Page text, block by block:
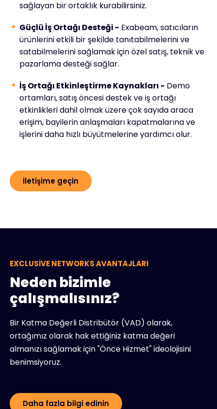
sağlayan bir ortaklık kurabilirsiniz.
Güçlü İş Ortağı Desteği - Exabeam, satıcıların
ürünlerini etkili bir şekilde tanıtabilmelerini ve
satabilmelerini sağlamak için özel satış, teknik ve
pazarlama desteği sağlar.
İş Ortağı Etkinleştirme Kaynakları - Demo
ortamları, satış öncesi destek ve iş ortağı
etkinlikleri dahil olmak üzere çok sayıda araca
erişim, bayilerin anlaşmaları kapatmalarına ve
işlerini daha hızlı büyütmelerine yardımcı olur.
İletişime geçin
EXCLUSIVE NETWORKS AVANTAJLARI
Neden bizimle
çalışmalısınız?
Bir Katma Değerli Distribütör (VAD) olarak,
ortağımız olarak hak ettiğiniz katma değeri
almanızı sağlamak için "Önce Hizmet" ideolojisini
benimsiyoruz.
Daha fazla bilgi edinin